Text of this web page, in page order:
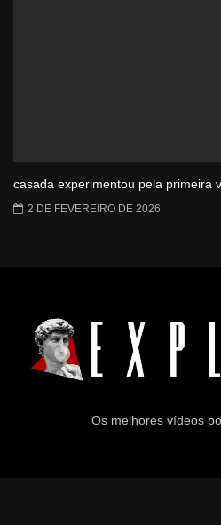
casada experimentou pela primeira
2 DE FEVEREIRO DE 2026
Os melhores vídeos